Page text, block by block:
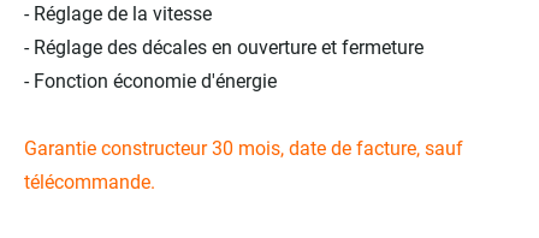
- Réglage de la vitesse
- Réglage des décales en ouverture et fermeture
- Fonction économie d'énergie
Garantie constructeur 30 mois, date de facture, sauf
télécommande.